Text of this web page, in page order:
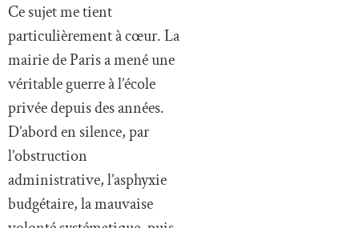
Ce sujet me tient
particulièrement à cœur. La
mairie de Paris a mené une
véritable guerre à l’école
privée depuis des années.
D’abord en silence, par
l’obstruction
administrative, l’asphyxie
budgétaire, la mauvaise